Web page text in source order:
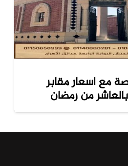
مع اسعار مقابر
من رمضان